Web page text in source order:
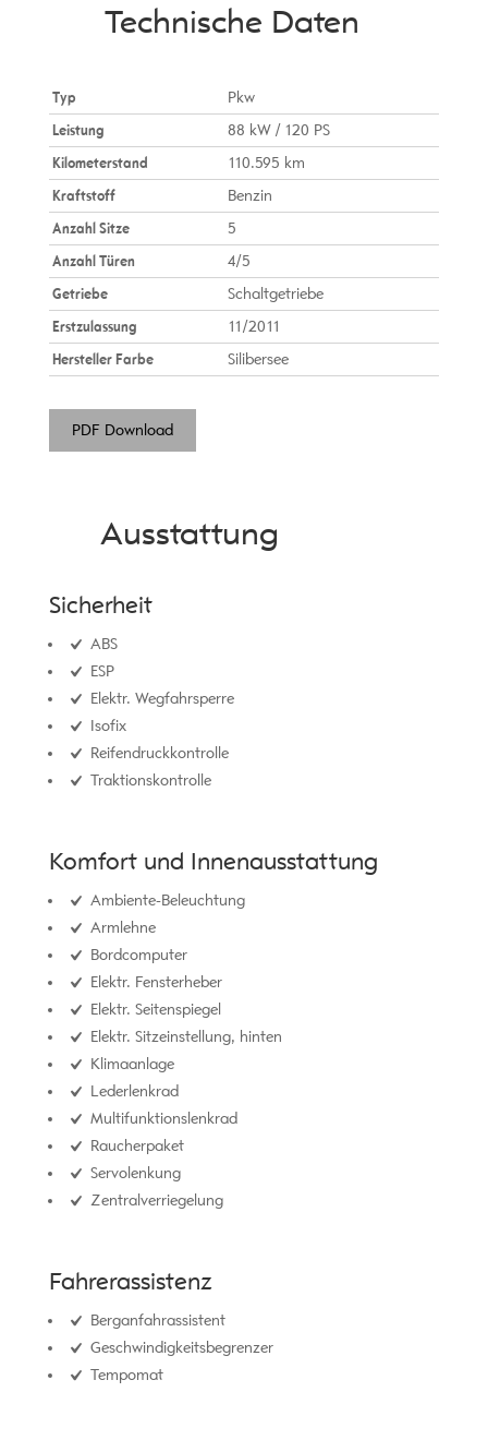
Technische Daten
Typ
Pkw
Leistung
88 kW / 120 PS
Kilometerstand
110.595 km
Kraftstoff
Benzin
Anzahl Sitze
5
Anzahl Türen
4/5
Getriebe
Schaltgetriebe
Erstzulassung
11/2011
Hersteller Farbe
Silibersee
PDF Download
Ausstattung
Sicherheit
ABS
ESP
Elektr. Wegfahrsperre
Isofix
Reifendruckkontrolle
Traktionskontrolle
Komfort und Innenausstattung
Ambiente-Beleuchtung
Armlehne
Bordcomputer
Elektr. Fensterheber
Elektr. Seitenspiegel
Elektr. Sitzeinstellung, hinten
Klimaanlage
Lederlenkrad
Multifunktionslenkrad
Raucherpaket
Servolenkung
Zentralverriegelung
Fahrerassistenz
Berganfahrassistent
Geschwindigkeitsbegrenzer
Tempomat